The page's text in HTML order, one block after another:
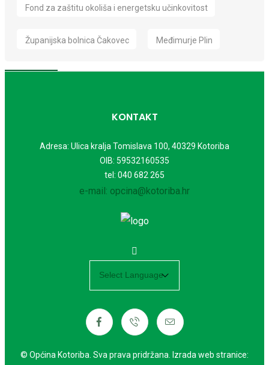
Fond za zaštitu okoliša i energetsku učinkovitost
Županijska bolnica Čakovec Međimurje Plin
KONTAKT
Adresa: Ulica kralja Tomislava 100, 40329 Kotoriba
OIB: 59532160535
tel: 040 682 265
e-mail: opcina@kotoriba.hr
© Općina Kotoriba. Sva prava pridržana. Izrada web stranice: